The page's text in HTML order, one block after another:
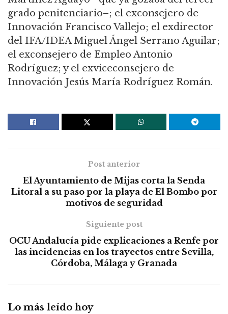
grado penitenciario–; el exconsejero de
Innovación Francisco Vallejo; el exdirector
del IFA/IDEA Miguel Ángel Serrano Aguilar;
el exconsejero de Empleo Antonio
Rodríguez; y el exviceconsejero de
Innovación Jesús María Rodríguez Román.
Post anterior
El Ayuntamiento de Mijas corta la Senda
Litoral a su paso por la playa de El Bombo por
motivos de seguridad
Siguiente post
OCU Andalucía pide explicaciones a Renfe por
las incidencias en los trayectos entre Sevilla,
Córdoba, Málaga y Granada
Lo más leído hoy